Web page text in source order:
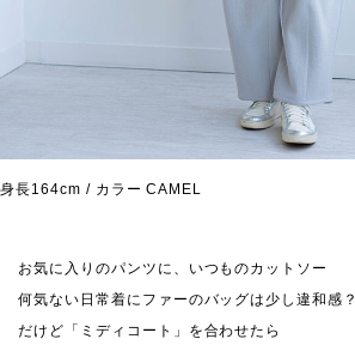
身長164cm / カラー CAMEL
お気に入りのパンツに、いつものカットソー
何気ない日常着にファーのバッグは少し違和感？
だけど「ミディコート」を合わせたら